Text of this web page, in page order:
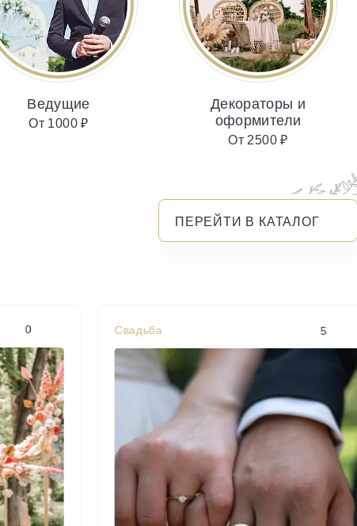
Ведущие
От 1000 ₽
Декораторы и
оформители
От 2500 ₽
ПЕРЕЙТИ В КАТАЛОГ
0 Свадьба 5